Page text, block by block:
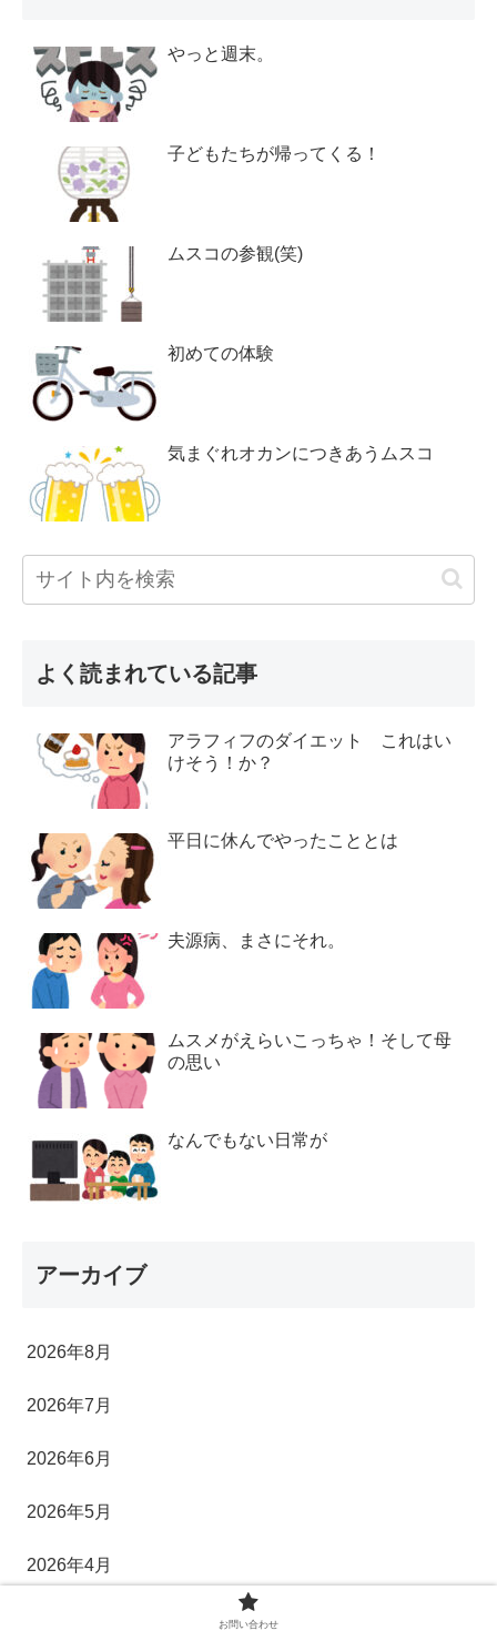
やっと週末。
子どもたちが帰ってくる！
ムスコの参観(笑)
初めての体験
気まぐれオカンにつきあうムスコ
よく読まれている記事
アラフィフのダイエット これはい
けそう！か？
平日に休んでやったこととは
夫源病、まさにそれ。
ムスメがえらいこっちゃ！そして母
の思い
なんでもない日常が
アーカイブ
2026年8月
2026年7月
2026年6月
2026年5月
2026年4月
お問い合わせ